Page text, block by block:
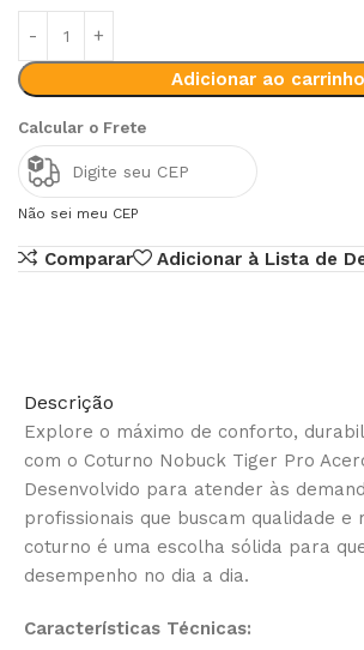
Adicionar ao carrinho
Calcular o Frete
Não sei meu CEP
Comparar Adicionar à Lista de
Descrição
Explore o máximo de conforto,
com o Coturno Nobuck Tiger Pro
Desenvolvido para atender às
profissionais que buscam qualidade e
coturno é uma escolha sólida para
desempenho no dia a dia.
Características Técnicas: